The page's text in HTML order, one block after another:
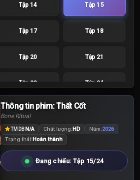
Tập 14 Tập 15
Tập 17 Tập 18
Tập 20 Tập 21
Tập 23 Tập 24
Thông tin phim: Thất Cốt
Bone Ritual
TMDBN/A Chất lượng:HD Năm:2026
Trạng thái:Hoàn thành
Đang chiếu: Tập 15/24